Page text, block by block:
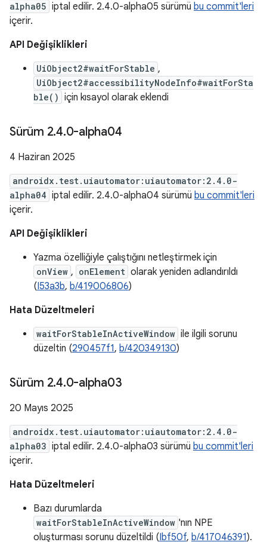
alpha05 iptal edilir. 2.4.0-alpha05 sürümü bu commit'leri
içerir.
API Değişiklikleri
UiObject2#waitForStable ,
UiObject2#accessibilityNodeInfo#waitForSta
ble() için kısayol olarak eklendi
Sürüm 2.4.0-alpha04
4 Haziran 2025
androidx.test.uiautomator:uiautomator:2.4.0-
alpha04 iptal edilir. 2.4.0-alpha04 sürümü bu commit'leri
içerir.
API Değişiklikleri
Yazma özelliğiyle çalıştığını netleştirmek için
onView , onElement olarak yeniden adlandırıldı
(I53a3b, b/419006806)
Hata Düzeltmeleri
waitForStableInActiveWindow ile ilgili sorunu
düzeltin (290457f1, b/420349130)
Sürüm 2.4.0-alpha03
20 Mayıs 2025
androidx.test.uiautomator:uiautomator:2.4.0-
alpha03 iptal edilir. 2.4.0-alpha03 sürümü bu commit'leri
içerir.
Hata Düzeltmeleri
Bazı durumlarda
waitForStableInActiveWindow 'nın NPE
oluşturması sorunu düzeltildi (Ibf50f, b/417046391).